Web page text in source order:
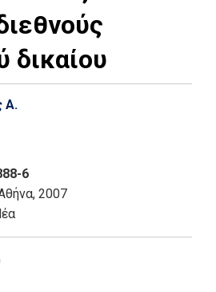
δικαίου
Α.
6
, 2007